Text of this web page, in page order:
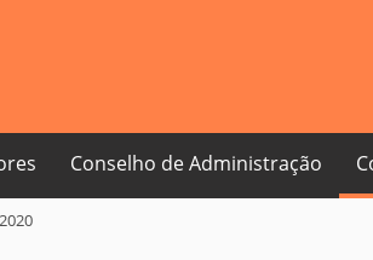
Conselho de Administração